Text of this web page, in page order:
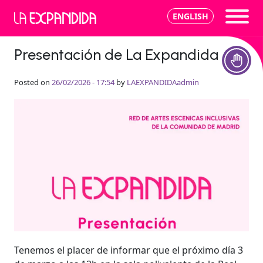
Category Archives: Actualidad
Presentación de La Expandida
Posted on 26/02/2026 - 17:54 by LAEXPANDIDAadmin
Tenemos el placer de informar que el próximo día 3
ENGLISH